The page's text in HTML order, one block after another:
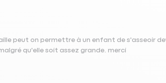
peut on permettre à un enfant de s'asseoir
qu'elle soit assez grande. merci